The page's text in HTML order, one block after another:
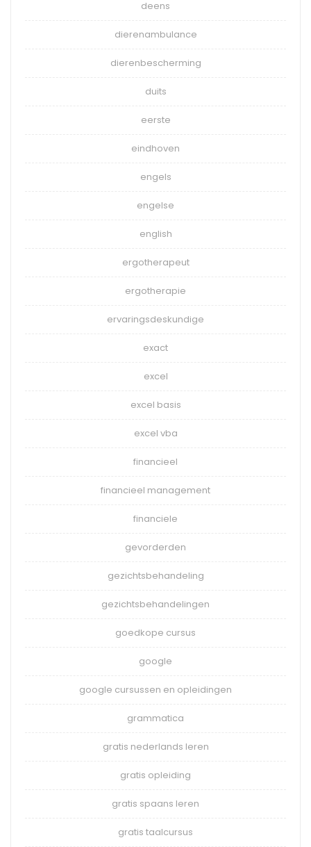
deens
dierenambulance
dierenbescherming
duits
eerste
eindhoven
engels
engelse
english
ergotherapeut
ergotherapie
ervaringsdeskundige
exact
excel
excel basis
excel vba
financieel
financieel management
financiele
gevorderden
gezichtsbehandeling
gezichtsbehandelingen
goedkope cursus
google
google cursussen en opleidingen
grammatica
gratis nederlands leren
gratis opleiding
gratis spaans leren
gratis taalcursus